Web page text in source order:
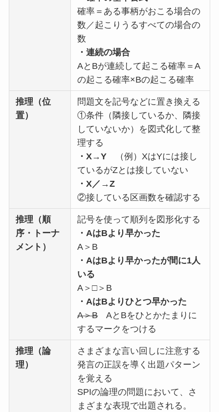
確率＝ある事柄がおこる場合の
数／起こりうるすべての場合の
数
・連続の場合
AとBが連続して起こる確率＝A
の起こる確率×Bの起こる確率
推理（位
置）
問題文を記号などに置き換える
①条件（隣接しているか、隣接
していないか）を図式化して整
理する
・X→Y （例）XはYには接し
ているがZとは接していない
・X／→Z
②接している区画数を確認する
推理（順
序・トーナ
メント）
記号を使って順列を図形化する
・AはBより早かった
A＞B
・AはBより早かったが間に1人
いる
A＞□＞B
・AはBよりひとつ早かった
A＞BAとBをひとかたまりに
するマークをつける
推理（論
理）
さまざまな言い回しに注意する
発言の正誤を導く出題パターン
を覚える
SPIの論理の問題において、さ
まざまな表現で出題される。